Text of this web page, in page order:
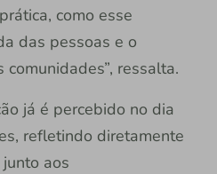
como esse
das pessoas e o
ressalta.
já é percebido no dia
refletindo diretamente
aos